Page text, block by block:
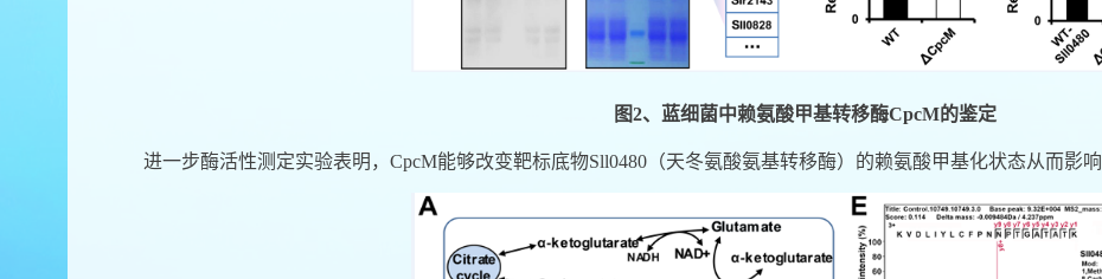
图2、蓝细菌中赖氨酸甲基转移酶CpcM的鉴定
进一步酶活性测定实验表明， CpcM能够改变靶标底物Sll0480 （天冬氨酸氨基转移酶）的赖氨酸甲基化状态从而影响